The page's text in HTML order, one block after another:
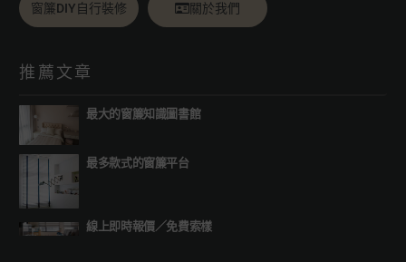
窗簾DIY自行裝修 關於我們
推薦文章
最大的窗簾知識圖書館
最多款式的窗簾平台
線上即時報價／免費索樣